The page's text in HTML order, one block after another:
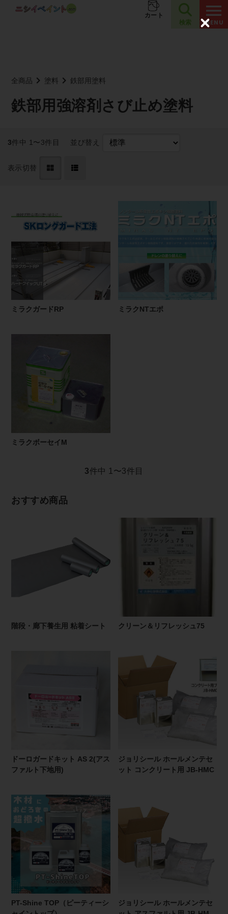
お知らせ 夏季休業のお知らせ
カート
検索
全商品 塗料 鉄部用塗料
鉄部用強溶剤さび止め塗料
3件中 1〜3件目 並び替え
表示切替
ミラクガードRP ミラクNTエポ
ミラクボーセイM
3件中 1〜3件目
おすすめ商品
階段・廊下養生用 粘着シート クリーン＆リフレッシュ75
ドーロガードキット AS 2(アス
ファルト下地用)
ジョリシール ホールメンテセ
ット コンクリート用 JB-HMC
PT-Shine TOP（ピーティーシ
ジョリシール ホールメンテセ
C